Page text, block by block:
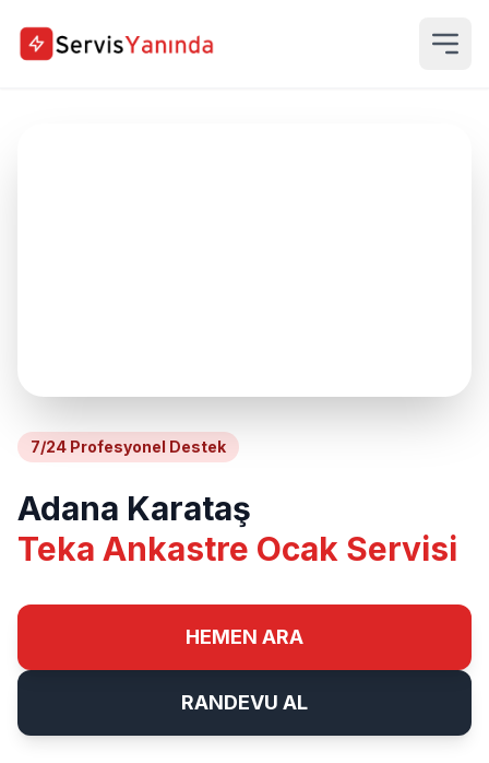
7/24 Profesyonel Destek
Adana Karataş
Teka Ankastre Ocak Servisi
HEMEN ARA
RANDEVU AL